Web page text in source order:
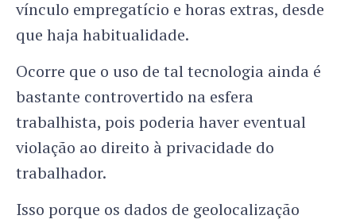
vínculo empregatício e horas extras, desde
que haja habitualidade.
Ocorre que o uso de tal tecnologia ainda é
bastante controvertido na esfera
trabalhista, pois poderia haver eventual
violação ao direito à privacidade do
trabalhador.
Isso porque os dados de geolocalização